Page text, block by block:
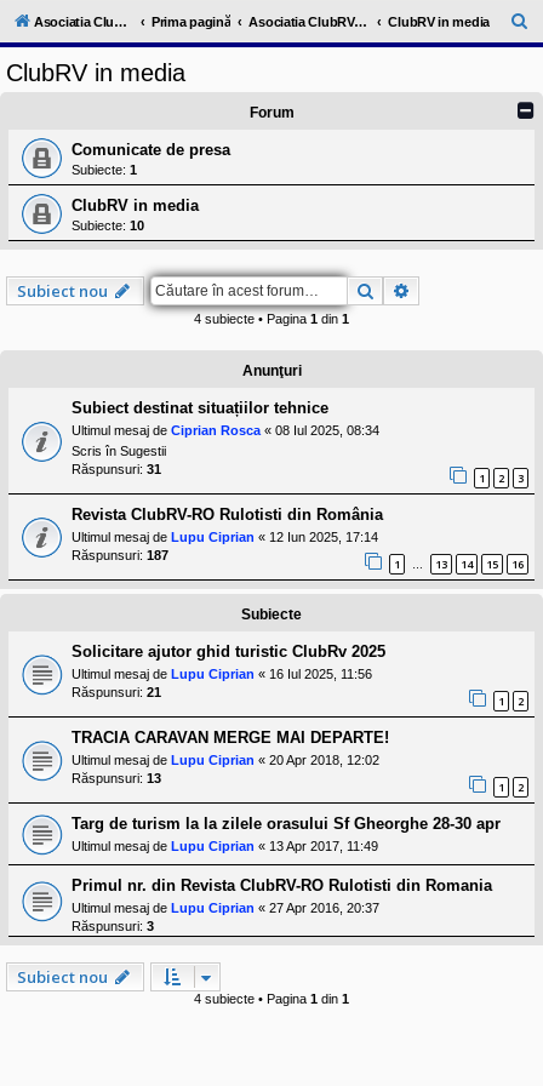
l
u
V
-
m
u
n
i
t
a
t
a
p
o
l
o
r
e
u
l
t
e
u
t
o
r
l
o
t
e
d
i
n
R
o
m
a
n
a
Asociatia ClubRV-RO Prima pagină Asociatia ClubRV-RO ClubRV in media
ă
t
ClubRV in media
Forum
Comunicate de presa
Subiecte: 1
ClubRV in media
Subiecte: 10
Subiect nou Căutare
4 subiecte • Pagina 1 din 1
Anunţuri
Subiect destinat situațiilor tehnice
Ultimul mesaj de Ciprian Rosca « 08 Iul 2025, 08:34
Scris în Sugestii
Răspunsuri: 31
1 2 3
Revista ClubRV-RO Rulotisti din România
Ultimul mesaj de Lupu Ciprian « 12 Iun 2025, 17:14
Răspunsuri: 187
1 13 14 15 16
Subiecte
Solicitare ajutor ghid turistic ClubRv 2025
Ultimul mesaj de Lupu Ciprian « 16 Iul 2025, 11:56
Răspunsuri: 21
1 2
TRACIA CARAVAN MERGE MAI DEPARTE!
Ultimul mesaj de Lupu Ciprian « 20 Apr 2018, 12:02
Răspunsuri: 13
1 2
Targ de turism la la zilele orasului Sf Gheorghe 28-30 apr
Ultimul mesaj de Lupu Ciprian « 13 Apr 2017, 11:49
Primul nr. din Revista ClubRV-RO Rulotisti din Romania
Ultimul mesaj de Lupu Ciprian « 27 Apr 2016, 20:37
Răspunsuri: 3
Subiect nou
4 subiecte • Pagina 1 din 1